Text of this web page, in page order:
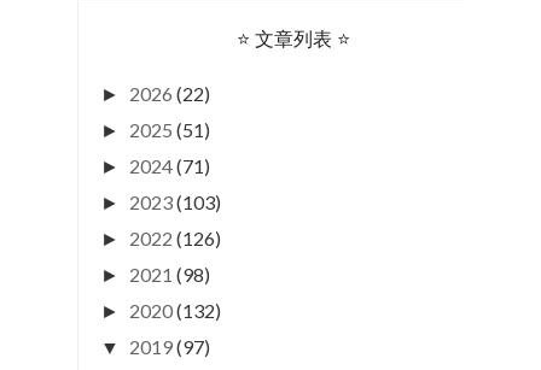
⭐ 文章列表 ⭐
► 2026 (22)
► 2025 (51)
► 2024(71)
► 2023(103)
► 2022 (126)
► 2021 (98)
► 2020(132)
▼ 2019(97)